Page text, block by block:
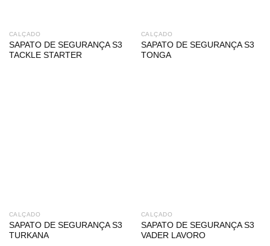
CALÇADO
SAPATO DE SEGURANÇA S3
TACKLE STARTER
CALÇADO
SAPATO DE SEGURANÇA S3
TONGA
CALÇADO
SAPATO DE SEGURANÇA S3
TURKANA
CALÇADO
SAPATO DE SEGURANÇA S3
VADER LAVORO